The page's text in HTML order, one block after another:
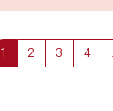
1 2 3 4